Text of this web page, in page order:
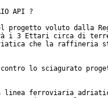
API ?
voluto dalla
i 3 Ettari circa di
che la raffineria
lo sciagurato
linea ferroviaria